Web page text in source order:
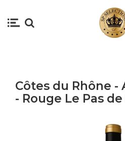
Côtes du Rhône -
- Rouge Le Pas